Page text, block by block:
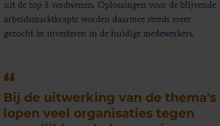
uit de top 3 verdwenen. Oplossingen voor de blijvende
arbeidsmarktkrapte worden daarmee steeds meer
gezocht in investeren in de huidige medewerkers.
Bij de uitwerking van de thema's
lopen veel organisaties tegen